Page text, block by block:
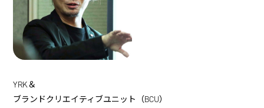
YRK＆
ブランドクリエイティブユニット（BCU）